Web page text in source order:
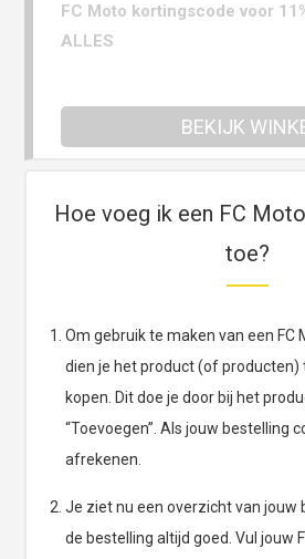
FC Moto kortingscode voor
ALLES
BEKIJK
Hoe voeg ik een FC
toe?
Om gebruik te maken van een FC
dien je het product (of producten)
kopen. Dit doe je door bij het
“Toevoegen”. Als jouw bestelling
afrekenen.
Je ziet nu een overzicht van jouw
de bestelling altijd goed. Vul jouw